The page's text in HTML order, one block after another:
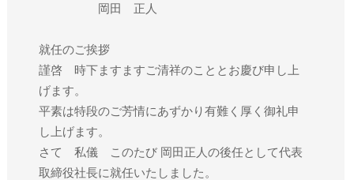
岡田 正人
就任のご挨拶
謹啓 時下ますますご清祥のこととお慶び申し上
げます。
平素は特段のご芳情にあずかり有難く厚く御礼申
し上げます。
さて 私儀 このたび 岡田正人の後任として代表
取締役社長に就任いたしました。